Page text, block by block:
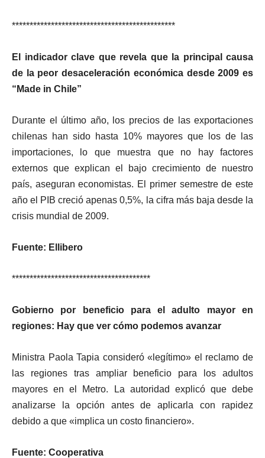
**********************************************
El indicador clave que revela que la principal causa
de la peor desaceleración económica desde 2009 es
“Made in Chile”
Durante el último año, los precios de las exportaciones
chilenas han sido hasta 10% mayores que los de las
importaciones, lo que muestra que no hay factores
externos que explican el bajo crecimiento de nuestro
país, aseguran economistas. El primer semestre de este
año el PIB creció apenas 0,5%, la cifra más baja desde la
crisis mundial de 2009.
Fuente: Ellibero
***************************************
Gobierno por beneficio para el adulto mayor en
regiones: Hay que ver cómo podemos avanzar
Ministra Paola Tapia consideró «legítimo» el reclamo de
las regiones tras ampliar beneficio para los adultos
mayores en el Metro. La autoridad explicó que debe
analizarse la opción antes de aplicarla con rapidez
debido a que «implica un costo financiero».
Fuente: Cooperativa